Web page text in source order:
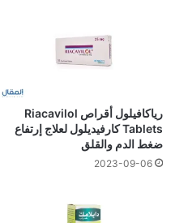
رياكافيلول أقراص Riacavilol
Tablets كارفيديلول لعلاج إرتفاع
ضغط الدم والقلق
2023-09-06